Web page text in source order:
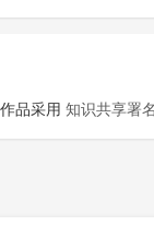
品采用 知识共享署